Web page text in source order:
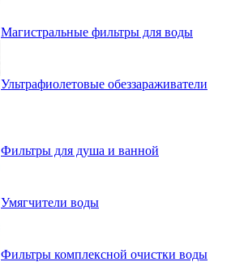
Магистральные фильтры для воды
Ультрафиолетовые обеззараживатели
Фильтры для душа и ванной
Умягчители воды
Фильтры комплексной очистки воды